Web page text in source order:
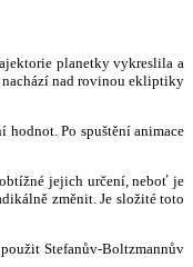
planetky vykreslila a
nachází nad rovinou ekliptiky
hodnot. Po spuštění animace
jejich určení, neboť je
změnit. Je složité toto
Stefanův-Boltzmannův